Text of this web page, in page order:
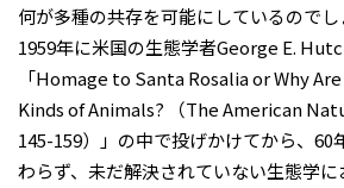
何が多種の共存を可能にしているのでし
1959年に米国の生態学者George E.
「Homage to Santa Rosalia or Why
Kinds of Animals? （The American
145-159）」の中で投げかけてから、60
わらず、未だ解決されていない生態学